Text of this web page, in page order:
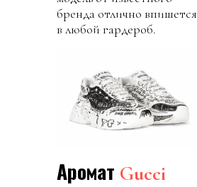
бренда отлично впишется
в любой гардероб.
Аромат Gucci